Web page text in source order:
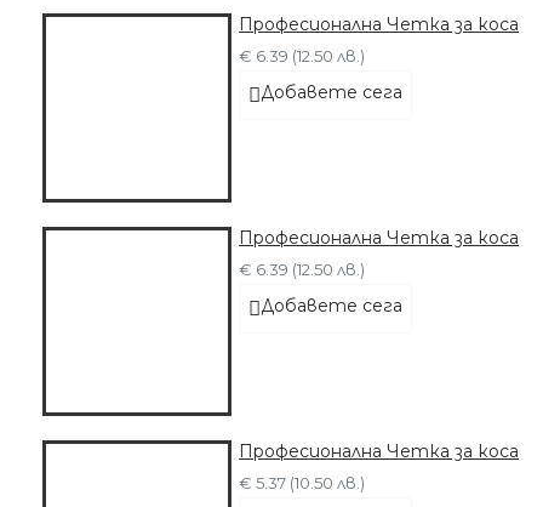
Професионална Четка за коса
€ 6.39 (12.50 лв.)
Добавете сега
Професионална Четка за коса
€ 6.39 (12.50 лв.)
Добавете сега
Професионална Четка за коса
€ 5.37 (10.50 лв.)